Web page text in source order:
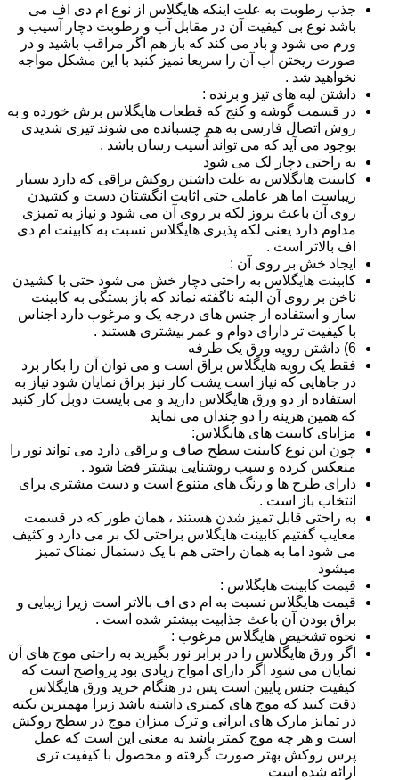
جذب رطوبت به علت اینکه هایگلاس از نوع ام دی اف می
باشد نوع بی کیفیت آن در مقابل آب و رطوبت دچار آسیب و
ورم می شود و باد می کند که باز هم اگر مراقب باشید و در
صورت ریختن آب آن را سریعا تمیز کنید با این مشکل مواجه
نخواهید شد .
داشتن لبه های تیز و برنده :
در قسمت گوشه و کنج که قطعات هایگلاس برش خورده و به
روش اتصال فارسی به هم چسبانده می شوند تیزی شدیدی
بوجود می آید که می تواند آسیب رسان باشد .
به راحتی دچار لک می شود
کابینت هایگلاس به علت داشتن روکش براقی که دارد بسیار
زیباست اما هر عاملی حتی اثابت انگشتان دست و کشیدن
روی آن باعث بروز لکه بر روی آن می شود و نیاز به تمیزی
مداوم دارد یعنی لکه پذیری هایگلاس نسبت به کابینت ام دی
اف بالاتر است .
ایجاد خش بر روی آن :
کابینت هایگلاس به راحتی دچار خش می شود حتی با کشیدن
ناخن بر روی آن البته ناگفته نماند که باز بستگی به کابینت
ساز و استفاده از جنس های درجه یک و مرغوب دارد اجناس
با کیفیت تر دارای دوام و عمر بیشتری هستند .
6) داشتن رویه ورق یک طرفه
فقط یک رویه هایگلاس براق است و می توان آن را بکار برد
در جاهایی که نیاز است پشت کار نیز براق نمایان شود نیاز به
استفاده از دو ورق هایگلاس دارید و می بایست دوبل کار کنید
که همین هزینه را دو چندان می نماید
مزایای کابینت های هایگلاس:
چون این نوع کابینت سطح صاف و براقی دارد می تواند نور را
منعکس کرده و سبب روشنایی بیشتر فضا شود .
دارای طرح ها و رنگ های متنوع است و دست مشتری برای
انتخاب باز است .
به راحتی قابل تمیز شدن هستند ، همان طور که در قسمت
معایب گفتیم کابینت هایگلاس براحتی لک بر می دارد و کثیف
می شود اما به همان راحتی هم با یک دستمال نمناک تمیز
میشود
قیمت کابینت هایگلاس :
قیمت هایگلاس نسبت به ام دی اف بالاتر است زیرا زیبایی و
براق بودن آن باعث جذابیت بیشتر شده است .
نحوه تشخیص هایگلاس مرغوب :
اگر ورق هایگلاس را در برابر نور بگیرید به راحتی موج های آن
نمایان می شود اگر دارای امواج زیادی بود پرواضح است که
کیفیت جنس پایین است پس در هنگام خرید ورق هایگلاس
دقت کنید که موج های کمتری داشته باشد زیرا مهمترین نکته
در تمایز مارک های ایرانی و ترک میزان موج در سطح روکش
است و هر چه موج کمتر باشد به معنی این است که عمل
پرس روکش بهتر صورت گرفته و محصول با کیفیت تری
ارائه شده است